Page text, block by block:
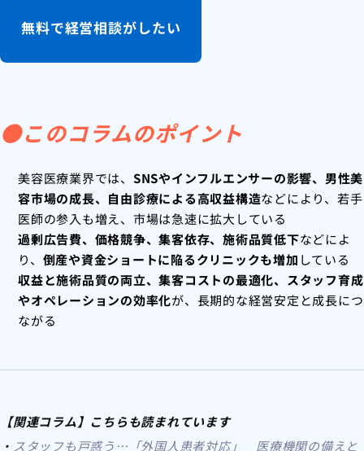
無料で経営相談がしたい
●このコラムのポイント
美容医療業界では、 SNSやインフルエンサーの影響、男性美
容市場の成長、自由診療による高収益構造などにより、若手
医師の参入も増え、市場は急速に拡大している
過剰広告費、価格競争、集客依存、施術品質低下などによ
り、 倒産や資金ショートに陥るクリニックも増加 している
収益と施術品質の両立、集客コストの最適化、スタッフ育成
やオペレーションの効率化が、長期的な経営安定と成長につ
ながる
【関連コラム】こちらも読まれています
・ スタッフも戸惑う…「外国人患者対応」 医療機関の備えと